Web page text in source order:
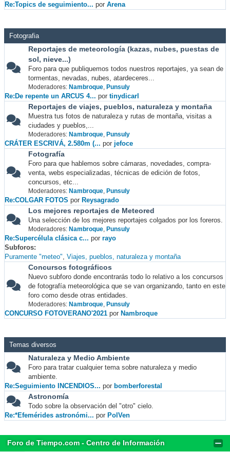
Re:Topics de seguimiento... por Arena
Fotografia
Reportajes de meteorología (kazas, nubes, puestas de
sol, nieve...)
Foro para que publiquemos todos nuestros reportajes, ya sean de
tormentas, nevadas, nubes, atardeceres...
Moderadores: Nambroque, Punsuly
Re:De repente un ARCUS 4... por tinydicarl
Reportajes de viajes, pueblos, naturaleza y montaña
Muestra tus fotos de naturaleza y rutas de montaña, visitas a
ciudades y pueblos,...
Moderadores: Nambroque, Punsuly
CRÁTER ESCRIVÁ, 2.580m (... por jefoce
Fotografía
Foro para que hablemos sobre cámaras, novedades, compra-
venta, webs especializadas, técnicas de edición de fotos,
concursos, etc...
Moderadores: Nambroque, Punsuly
Re:COLGAR FOTOS por Reysagrado
Los mejores reportajes de Meteored
Una selección de los mejores reportajes colgados por los foreros.
Moderadores: Nambroque, Punsuly
Re:Supercélula clásica c... por rayo
Subforos
Puramente "meteo" Viajes, pueblos, naturaleza y montaña
Concursos fotográficos
Nuevo subforo donde encontrarás todo lo relativo a los concursos
de fotografía meteorológica que se van organizando, tanto en este
foro como desde otras entidades.
Moderadores: Nambroque, Punsuly
CONCURSO FOTOVERANO'2021 por Nambroque
Temas diversos
Naturaleza y Medio Ambiente
Foro para tratar cualquier tema sobre naturaleza y medio
ambiente.
Re:Seguimiento INCENDIOS... por bomberforestal
Astronomía
Todo sobre la observación del "otro" cielo.
Re:*Efemérides astronómi... por PolVen
Foro de Tiempo.com - Centro de Información